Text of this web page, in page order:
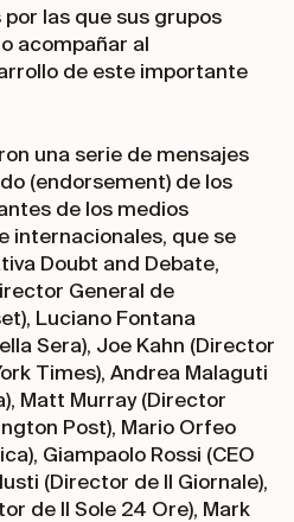
las que sus grupos
acompañar al
de este importante
una serie de mensajes
(endorsement) de los
de los medios
internacionales, que se
Doubt and Debate,
General de
Luciano Fontana
Sera), Joe Kahn (Director
Times), Andrea Malaguti
Matt Murray (Director
Post), Mario Orfeo
Giampaolo Rossi (CEO
(Director de Il Giornale),
de Il Sole 24 Ore), Mark